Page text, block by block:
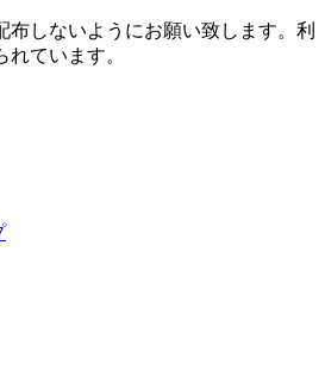
布しないようにお願い致します。利
ています。